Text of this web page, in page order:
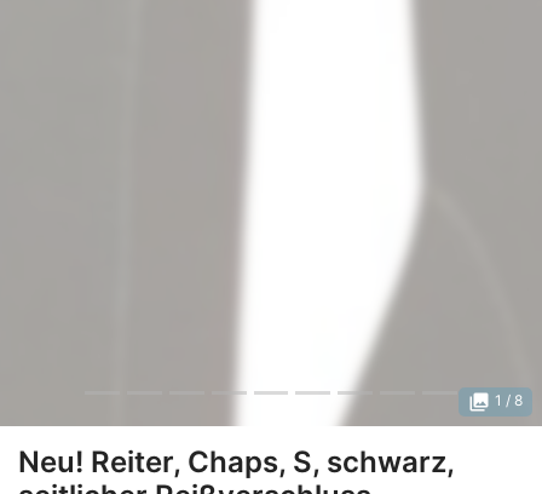
photo_library 1 / 8
Neu! Reiter, Chaps, S, schwarz,